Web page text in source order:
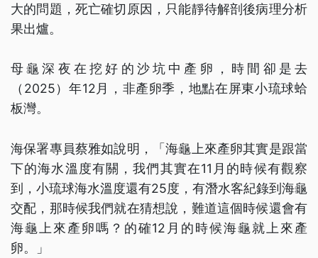
大的問題，死亡確切原因，只能靜待解剖後病理分析
果出爐。
母龜深夜在挖好的沙坑中產卵，時間卻是去
（2025）年12月，非產卵季，地點在屏東小琉球蛤
板灣。
海保署專員蔡雅如說明，「海龜上來產卵其實是跟當
下的海水溫度有關，我們其實在11月的時候有觀察
到，小琉球海水溫度還有25度，有潛水客紀錄到海龜
交配，那時候我們就在猜想說，難道這個時候還會有
海龜上來產卵嗎？的確12月的時候海龜就上來產
卵。」